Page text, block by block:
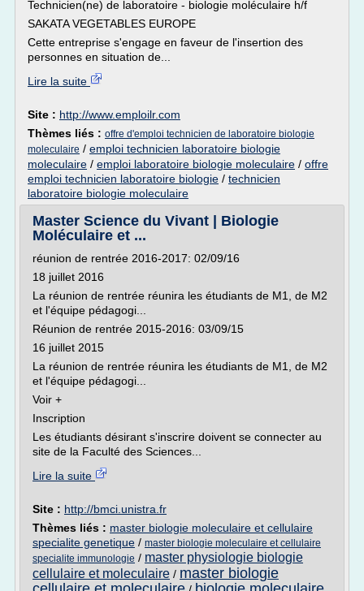
Technicien(ne) de laboratoire - biologie moléculaire h/f
SAKATA VEGETABLES EUROPE
Cette entreprise s'engage en faveur de l'insertion des
personnes en situation de...
Lire la suite
Site : http://www.emploilr.com
Thèmes liés : offre d'emploi technicien de laboratoire biologie
moleculaire / emploi technicien laboratoire biologie
moleculaire / emploi laboratoire biologie moleculaire / offre
emploi technicien laboratoire biologie / technicien
laboratoire biologie moleculaire
Master Science du Vivant | Biologie
Moléculaire et ...
réunion de rentrée 2016-2017: 02/09/16
18 juillet 2016
La réunion de rentrée réunira les étudiants de M1, de M2
et l'équipe pédagogi...
Réunion de rentrée 2015-2016: 03/09/15
16 juillet 2015
La réunion de rentrée réunira les étudiants de M1, de M2
et l'équipe pédagogi...
Voir +
Inscription
Les étudiants désirant s'inscrire doivent se connecter au
site de la Faculté des Sciences...
Lire la suite
Site : http://bmci.unistra.fr
Thèmes liés : master biologie moleculaire et cellulaire
specialite genetique / master biologie moleculaire et cellulaire
specialite immunologie / master physiologie biologie
cellulaire et moleculaire / master biologie